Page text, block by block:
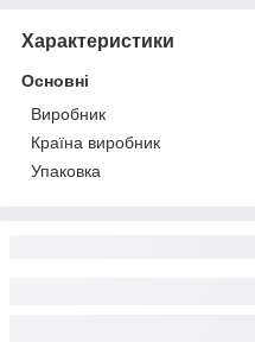
Характеристики
Основні
Виробник
Країна виробник
Упаковка